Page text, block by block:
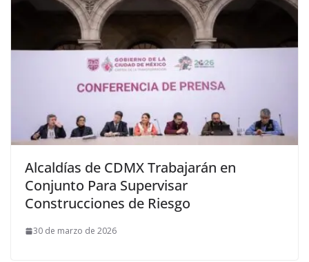
Alcaldías de CDMX Trabajarán en
Conjunto Para Supervisar
Construcciones de Riesgo
30 de marzo de 2026